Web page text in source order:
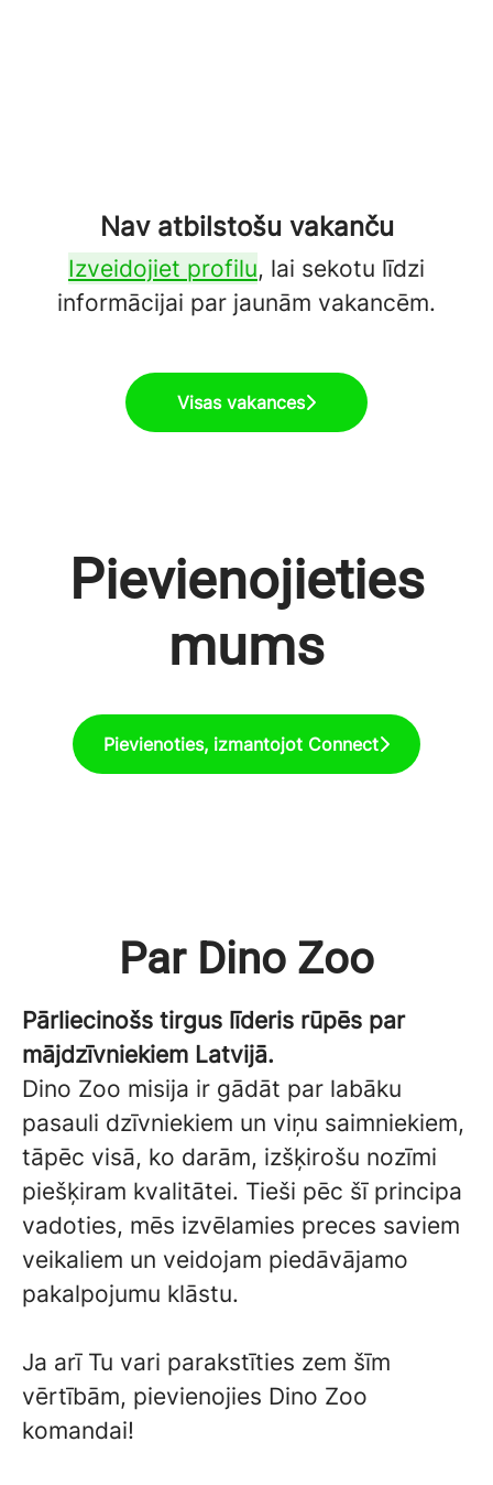
Nav atbilstošu vakanču
Izveidojiet profilu, lai sekotu līdzi
informācijai par jaunām vakancēm.
Visas vakances
Pievienojieties
mums
Pievienoties, izmantojot Connect
Par Dino Zoo
Pārliecinošs tirgus līderis rūpēs par
mājdzīvniekiem Latvijā.
Dino Zoo misija ir gādāt par labāku
pasauli dzīvniekiem un viņu saimniekiem,
tāpēc visā, ko darām, izšķirošu nozīmi
piešķiram kvalitātei. Tieši pēc šī principa
vadoties, mēs izvēlamies preces saviem
veikaliem un veidojam piedāvājamo
pakalpojumu klāstu.
Ja arī Tu vari parakstīties zem šīm
vērtībām, pievienojies Dino Zoo
komandai!